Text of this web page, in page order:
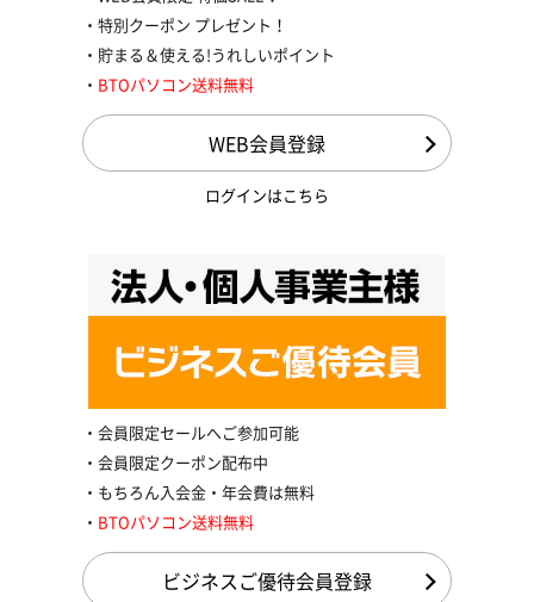
特別クーポン プレゼント！
貯まる＆使える!うれしいポイント
BTOパソコン送料無料
WEB会員登録
ログインはこちら
会員限定セールへご参加可能
会員限定クーポン配布中
もちろん入会金・年会費は無料
BTOパソコン送料無料
ビジネスご優待会員登録